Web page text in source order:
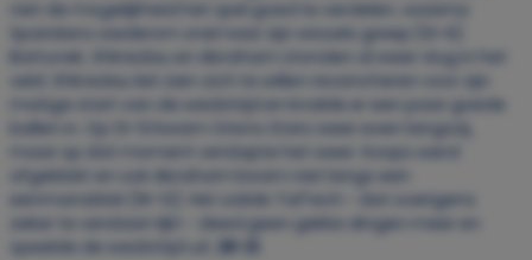
niet de mogelijkheid het spel goed te verdelen, waarna
Sparidans wederom snel naar zijn wissels greep (10-6).
Bartunek, Shkredau en Abraham stonden al weer vlug in het
veld. Shkredau liet zien zich te willen revancheren voor zijn
matige start van de wedstrijd en knalde er een paar goede
ballen in. Op 13-13 kwam Orions Stars weer even langszij,
maar op dat moment verslapte het weer. Koops werd
afgeblokt en ook Abraham kwam niet langs een
eenmansblok (16-13). Het solide TalTech - dat overigens
zeker te verslaan lijkt - deed geen gekke dingen meer en
speelde de wedstrijd uit;
25-21